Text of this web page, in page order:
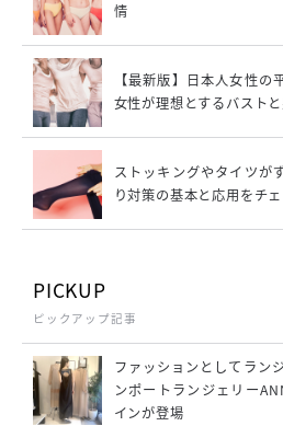
情
【最新版】日本人女性の
女性が理想とするバスト
ストッキングやタイツが
り対策の基本と応用をチ
PICKUP
ピックアップ記事
ファッションとしてラン
ンポートランジェリー
インが登場